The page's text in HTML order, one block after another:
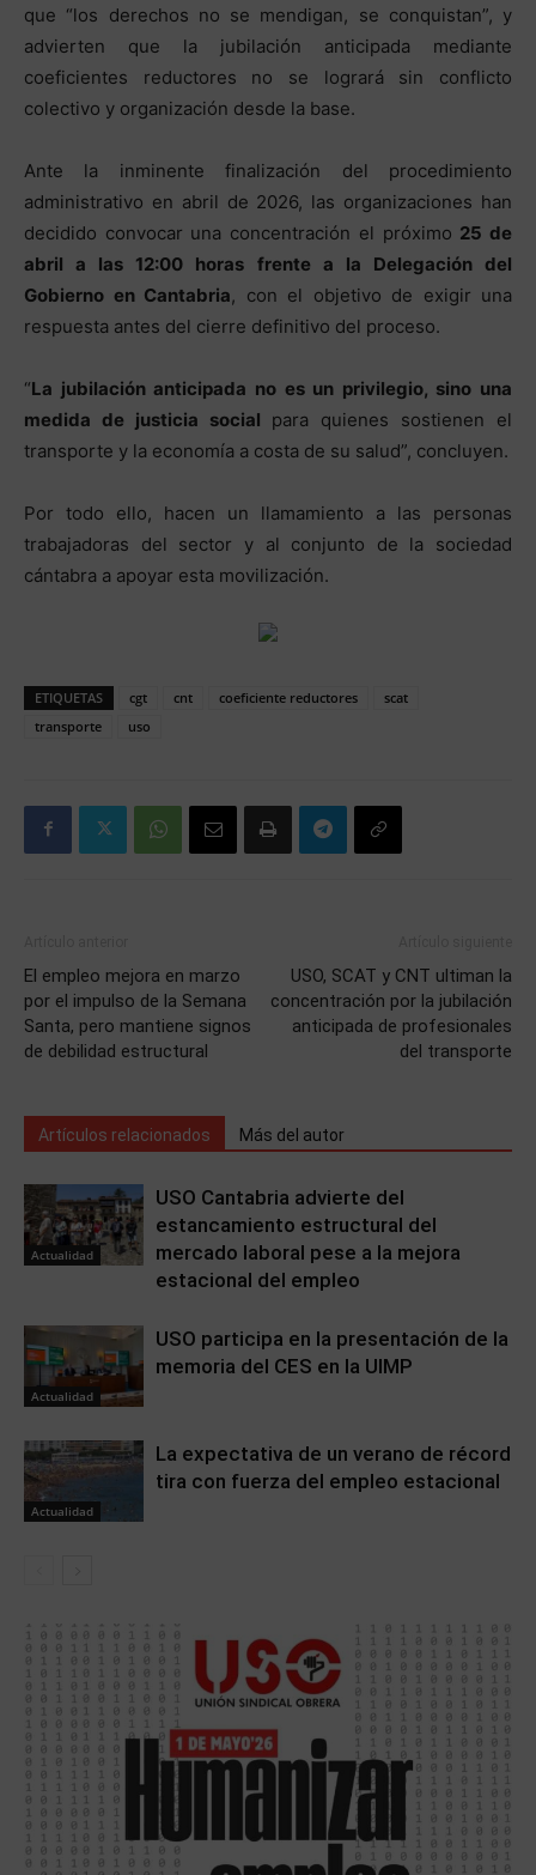
que “los derechos no se mendigan, se conquistan”, y
advierten que la jubilación anticipada mediante
coeficientes reductores no se logrará sin conflicto
colectivo y organización desde la base.
Ante la inminente finalización del procedimiento
administrativo en abril de 2026, las organizaciones han
decidido convocar una concentración el próximo 25 de
abril a las 12:00 horas frente a la Delegación del
Gobierno en Cantabria, con el objetivo de exigir una
respuesta antes del cierre definitivo del proceso.
“La jubilación anticipada no es un privilegio, sino una
medida de justicia social para quienes sostienen el
transporte y la economía a costa de su salud”, concluyen.
Por todo ello, hacen un llamamiento a las personas
trabajadoras del sector y al conjunto de la sociedad
cántabra a apoyar esta movilización.
ETIQUETAS cgt cnt coeficiente reductores
scat
transporte
uso
El empleo mejora en marzo
por el impulso de la Semana
Santa, pero mantiene signos
de debilidad estructural
USO, SCAT y CNT ultiman la
concentración por la jubilación
anticipada de profesionales
del transporte
Artículos relacionados Más del autor
Actualidad
USO Cantabria advierte del
estancamiento estructural del
mercado laboral pese a la mejora
estacional del empleo
Actualidad
USO participa en la presentación de la
memoria del CES en la UIMP
Actualidad
La expectativa de un verano de récord
tira con fuerza del empleo estacional